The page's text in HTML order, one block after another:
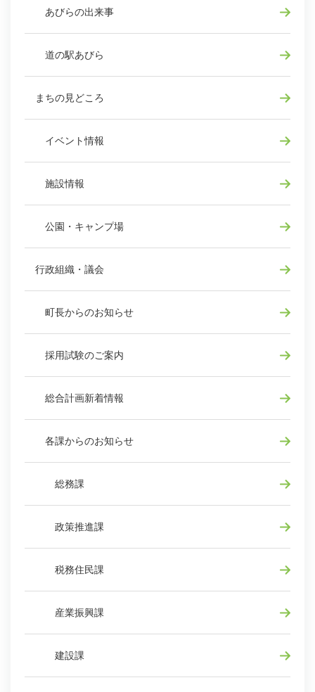
あびらの出来事
道の駅あびら
まちの見どころ
イベント情報
施設情報
公園・キャンプ場
行政組織・議会
町長からのお知らせ
採用試験のご案内
総合計画新着情報
各課からのお知らせ
総務課
政策推進課
税務住民課
産業振興課
建設課